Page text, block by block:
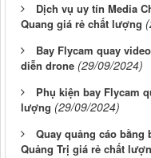
Dịch vụ uy tín Media
Quang giá rẻ chất lượng
Bay Flycam quay
diễn drone (29/09/2024)
Phụ kiện bay Flycam
lượng (29/09/2024)
Quay quảng cáo
Quảng Trị giá rẻ chất